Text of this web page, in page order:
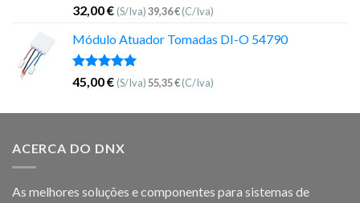
Avaliação
5.00
de 5
32,00€ (S/Iva)39,36€(C/Iva)
Módulo Atuador Tomadas DI-O 54790
Avaliação
5.00
de 5
45,00€ (S/Iva)55,35€(C/Iva)
ACERCA DO DNX
As melhores soluções e componentes para sistemas de